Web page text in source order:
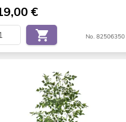
€
No. 82506350